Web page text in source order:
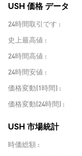
USH 価格 データ
24時間取引です
史上最高値
24時間高値
24時間安値
価格変動(1時間)
価格変動(24時間)
USH 市場統計
時価総額